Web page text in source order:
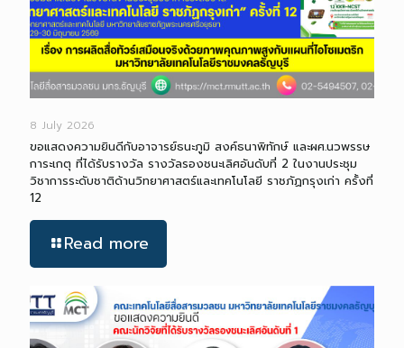
8 July 2026
ขอแสดงความยินดีกับอาจารย์ธนะภูมิ สงค์ธนาพิทักษ์ และผศ.นวพรรษ
การะเกตุ ที่ได้รับรางวัล รางวัลรองชนะเลิศอันดับที่ 2 ในงานประชุม
วิชาการระดับชาติด้านวิทยาศาสตร์และเทคโนโลยี ราชภัฏกรุงเก่า ครั้งที่
12
Read more